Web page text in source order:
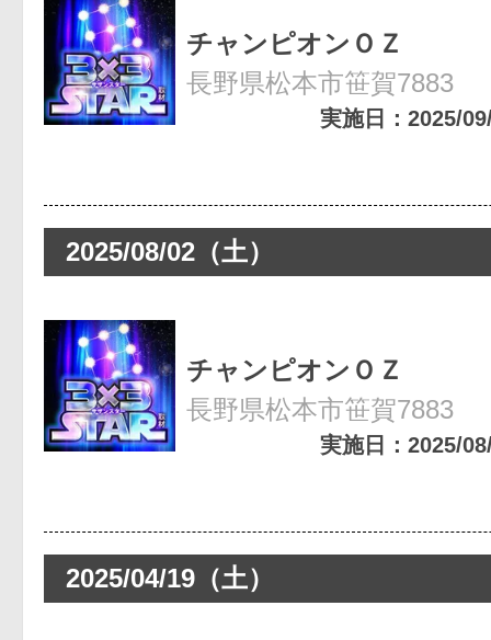
チャンピオンＯＺ
長野県松本市笹賀7883
実施日：2025/
2025/08/02（土）
チャンピオンＯＺ
長野県松本市笹賀7883
実施日：2025/
2025/04/19（土）